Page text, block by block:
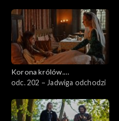
Korona królów.
Jagiellonowie
odc. 202 – Jadwiga odchodzi